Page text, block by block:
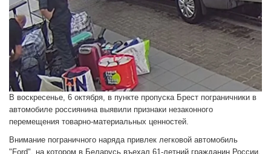
В воскресенье, 6 октября, в пункте пропуска Брест пограничники в
автомобиле россиянина выявили признаки незаконного
перемещения товарно-материальных ценностей.
Внимание пограничного наряда привлек легковой автомобиль
"Ford", на котором в Беларусь въехал 61-летний гражданин России,